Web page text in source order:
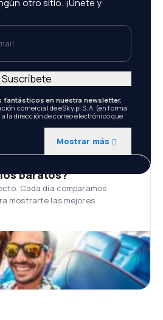
otro sitio. ¡Únete y
fantásticos en nuestra newsletter.
comercial de eSky.pl S.A. (en forma
la dirección de correo electrónico que
Mostrar más
Suscríbete
baratos?
Cada día comparamos
mostrarte las mejores.